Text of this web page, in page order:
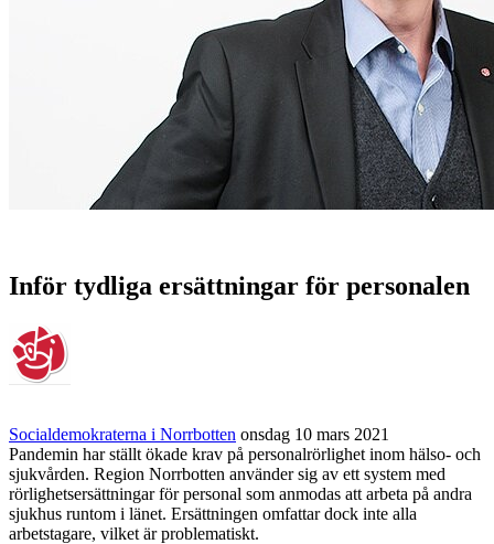
Inför tydliga ersättningar för personalen
Socialdemokraterna i Norrbotten onsdag 10 mars 2021
Pandemin har ställt ökade krav på personalrörlighet inom hälso- och
sjukvården. Region Norrbotten använder sig av ett system med
rörlighetsersättningar för personal som anmodas att arbeta på andra
sjukhus runtom i länet. Ersättningen omfattar dock inte alla
arbetstagare, vilket är problematiskt.